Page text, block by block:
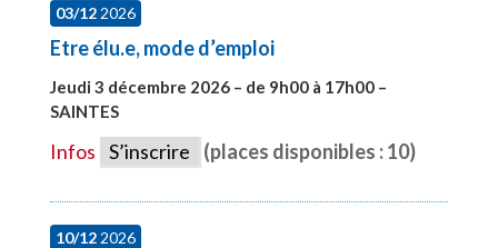
03/122026
Etre élu.e, mode d’emploi
Jeudi 3 décembre 2026 – de 9h00 à 17h00 –
SAINTES
Infos S’inscrire (places disponibles : 10)
10/122026